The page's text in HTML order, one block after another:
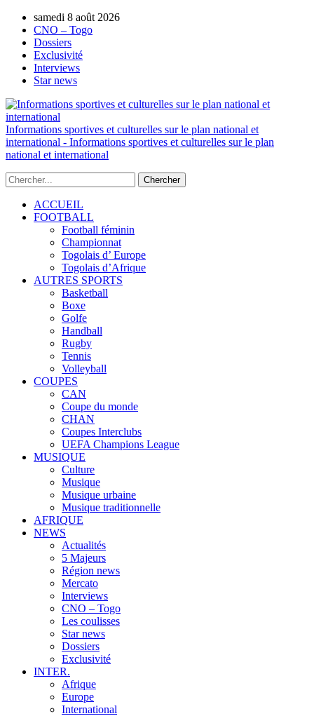
samedi 8 août 2026
CNO – Togo
Dossiers
Exclusivité
Interviews
Star news
Informations sportives et culturelles sur le plan national et
international - Informations sportives et culturelles sur le plan
national et international
ACCUEIL
FOOTBALL
Football féminin
Championnat
Togolais d’ Europe
Togolais d’Afrique
AUTRES SPORTS
Basketball
Boxe
Golfe
Handball
Rugby
Tennis
Volleyball
COUPES
CAN
Coupe du monde
CHAN
Coupes Interclubs
UEFA Champions League
MUSIQUE
Culture
Musique
Musique urbaine
Musique traditionnelle
AFRIQUE
NEWS
Actualités
5 Majeurs
Région news
Mercato
Interviews
CNO – Togo
Les coulisses
Star news
Dossiers
Exclusivité
INTER.
Afrique
Europe
International
AUTORISATION DE LA HAAC N°0134/